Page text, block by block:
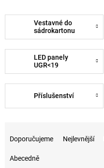
Vestavné do
sádrokartonu
LED panely
UGR<19
Příslušenství
Doporučujeme Nejlevnější
Abecedně